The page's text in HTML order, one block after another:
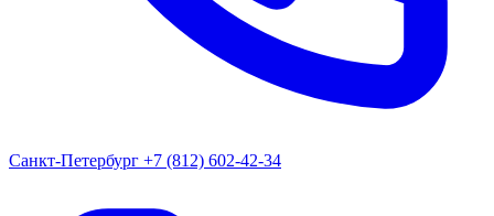
Санкт-Петербург +7 (812) 602-42-34